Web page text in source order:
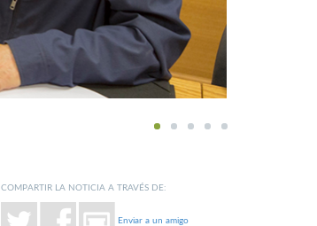
1 2 3 4 5
COMPARTIR LA NOTICIA A TRAVÉS DE:
Enviar a un amigo